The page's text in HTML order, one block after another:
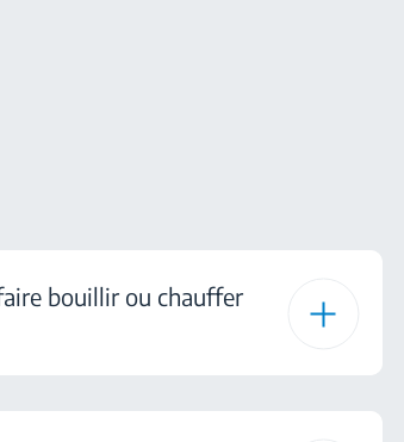
bouillir ou chauffer